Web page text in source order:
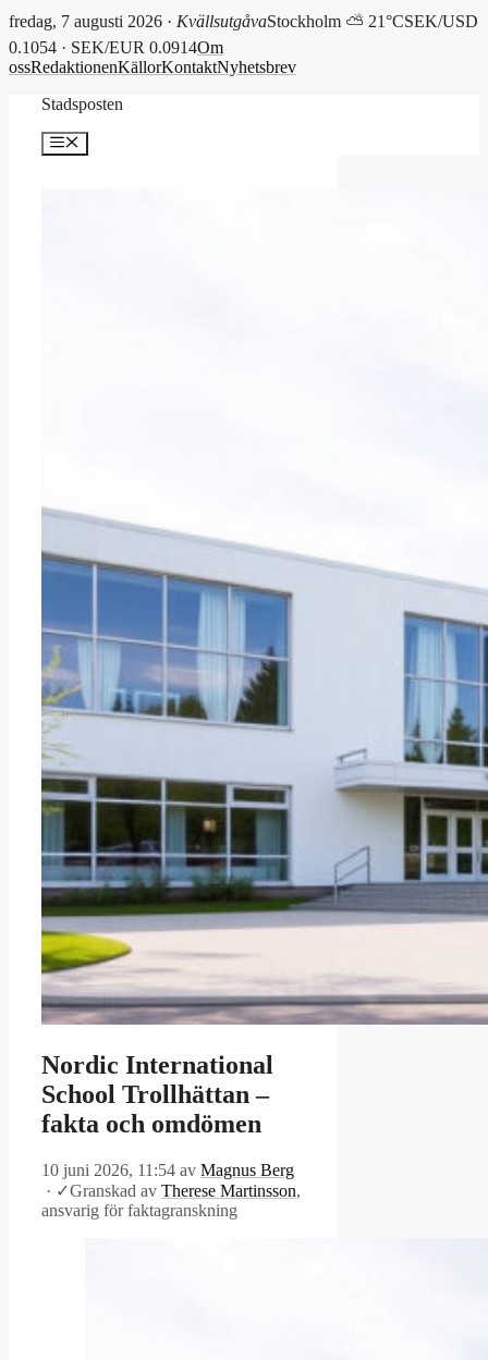
fredag, 7 augusti 2026 · KvällsutgåvaStockholm ⛅ 21°CSEK/USD
0.1054 · SEK/EUR 0.0914Om
ossRedaktionenKällorKontaktNyhetsbrev
Stadsposten
Meny
Nordic International
School Trollhättan –
fakta och omdömen
10 juni 2026, 11:54 av Magnus Berg
· ✓Granskad av Therese Martinsson,
ansvarig för faktagranskning